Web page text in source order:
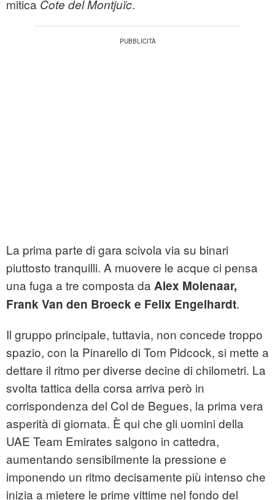
mitica Cote del Montjuïc.
La prima parte di gara scivola via su binari
piuttosto tranquilli. A muovere le acque ci pensa
una fuga a tre composta da Alex Molenaar,
Frank Van den Broeck e Felix Engelhardt.
Il gruppo principale, tuttavia, non concede troppo
spazio, con la Pinarello di Tom Pidcock, si mette a
dettare il ritmo per diverse decine di chilometri. La
svolta tattica della corsa arriva però in
corrispondenza del Col de Begues, la prima vera
asperità di giornata. È qui che gli uomini della
UAE Team Emirates salgono in cattedra,
aumentando sensibilmente la pressione e
imponendo un ritmo decisamente più intenso che
inizia a mietere le prime vittime nel fondo del